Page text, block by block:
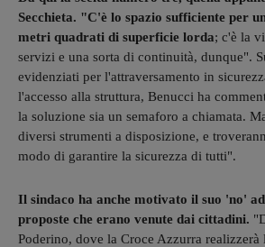
Secchieta. "C'è lo spazio sufficiente per
metri quadrati di superficie lorda; c'è la
servizi e una sorta di continuità, dunque".
evidenziati per l'attraversamento in
l'accesso alla struttura, Benucci ha
la soluzione sia un semaforo a chiamata.
diversi strumenti a disposizione, e
modo di garantire la sicurezza di tutti".
Il sindaco ha anche motivato il suo 'no'
proposte che erano venute dai cittadini.
Poderino, dove la Croce Azzurra realizzerà